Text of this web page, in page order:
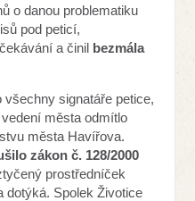
o danou problematiku
pod peticí,
a činil bezmála
signatáře petice,
města odmítlo
města Havířova.
zákon č. 128/2000
prostředníček
dotýká. Spolek Životice